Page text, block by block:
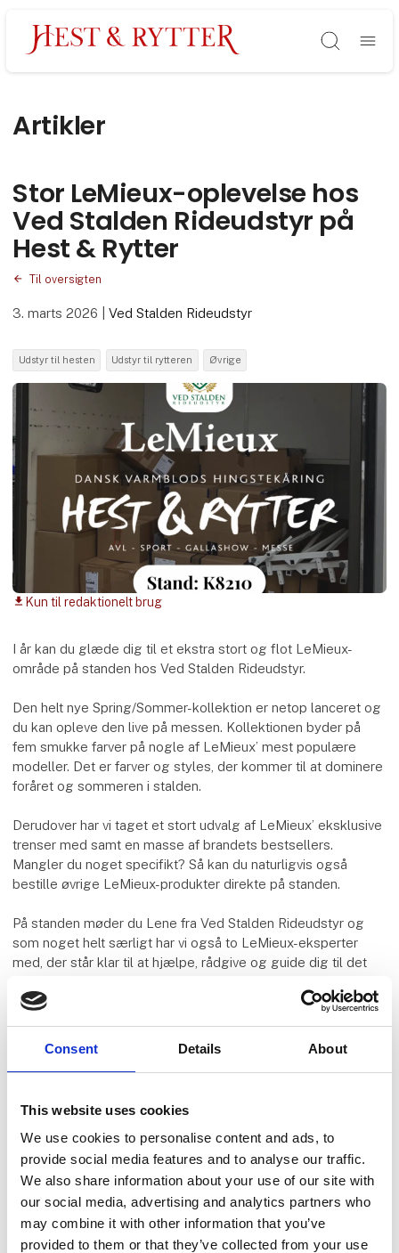
Consent Details About
This website uses cookies
We use cookies to personalise content and ads, to
provide social media features and to analyse our traffic.
We also share information about your use of our site with
our social media, advertising and analytics partners who
may combine it with other information that you’ve
provided to them or that they’ve collected from your use
Søg
Artikler
Stor LeMieux-oplevelse hos
Ved Stalden Rideudstyr på
Hest & Rytter
Til oversigten
3. marts 2026 |Ved Stalden Rideudstyr
Udstyr til hesten Udstyr til rytteren Øvrige
download Kun til redaktionelt brug
I år kan du glæde dig til et ekstra stort og flot LeMieux-
område på standen hos Ved Stalden Rideudstyr.
Den helt nye Spring/Sommer-kollektion er netop lanceret og
du kan opleve den live på messen. Kollektionen byder på
fem smukke farver på nogle af LeMieux’ mest populære
modeller. Det er farver og styles, der kommer til at dominere
foråret og sommeren i stalden.
Derudover har vi taget et stort udvalg af LeMieux’ eksklusive
trenser med samt en masse af brandets bestsellers.
Mangler du noget specifikt? Så kan du naturligvis også
bestille øvrige LeMieux-produkter direkte på standen.
På standen møder du Lene fra Ved Stalden Rideudstyr og
som noget helt særligt har vi også to LeMieux-eksperter
med, der står klar til at hjælpe, rådgive og guide dig til det
konkurrence, så der er masser af gode grunde til at lægge